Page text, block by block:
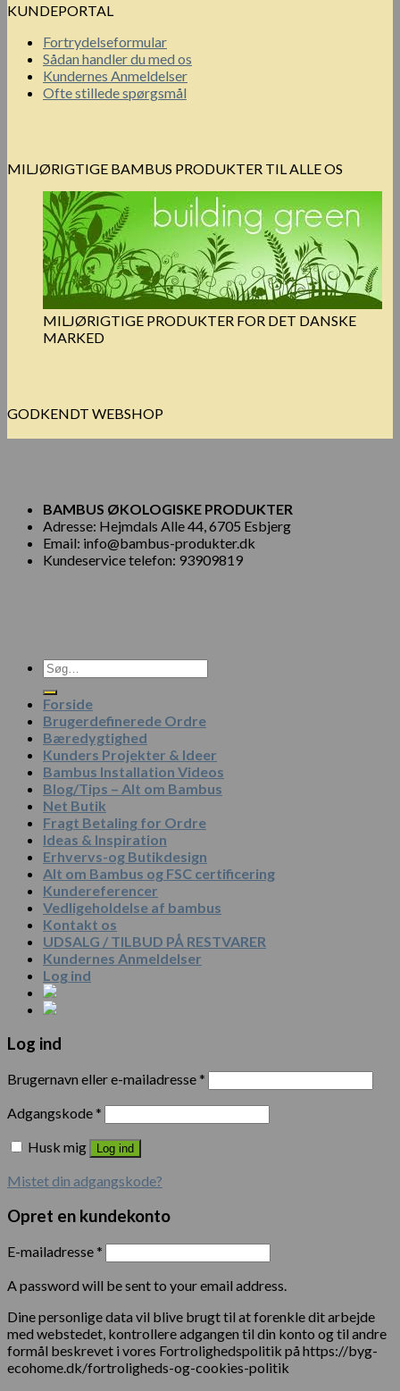
KUNDEPORTAL
Fortrydelseformular
Sådan handler du med os
Kundernes Anmeldelser
Ofte stillede spørgsmål
MILJØRIGTIGE BAMBUS PRODUKTER TIL ALLE OS
MILJØRIGTIGE PRODUKTER FOR DET DANSKE
MARKED
GODKENDT WEBSHOP
BAMBUS ØKOLOGISKE PRODUKTER
Adresse: Hejmdals Alle 44, 6705 Esbjerg
Email: info@bambus-produkter.dk
Kundeservice telefon: 93909819
Søg
efter:
Forside
Brugerdefinerede Ordre
Bæredygtighed
Kunders Projekter & Ideer
Bambus Installation Videos
Blog/Tips – Alt om Bambus
Net Butik
Fragt Betaling for Ordre
Ideas & Inspiration
Erhvervs-og Butikdesign
Alt om Bambus og FSC certificering
Kundereferencer
Vedligeholdelse af bambus
Kontakt os
UDSALG / TILBUD PÅ RESTVARER
Kundernes Anmeldelser
Log ind
Log ind
Brugernavn eller e-mailadresse*
Adgangskode*
Husk mig
Log ind
Mistet din adgangskode?
Opret en kundekonto
E-mailadresse*
A password will be sent to your email address.
Dine personlige data vil blive brugt til at forenkle dit arbejde
med webstedet, kontrollere adgangen til din konto og til andre
formål beskrevet i vores Fortrolighedspolitik på https://byg-
ecohome.dk/fortroligheds-og-cookies-politik